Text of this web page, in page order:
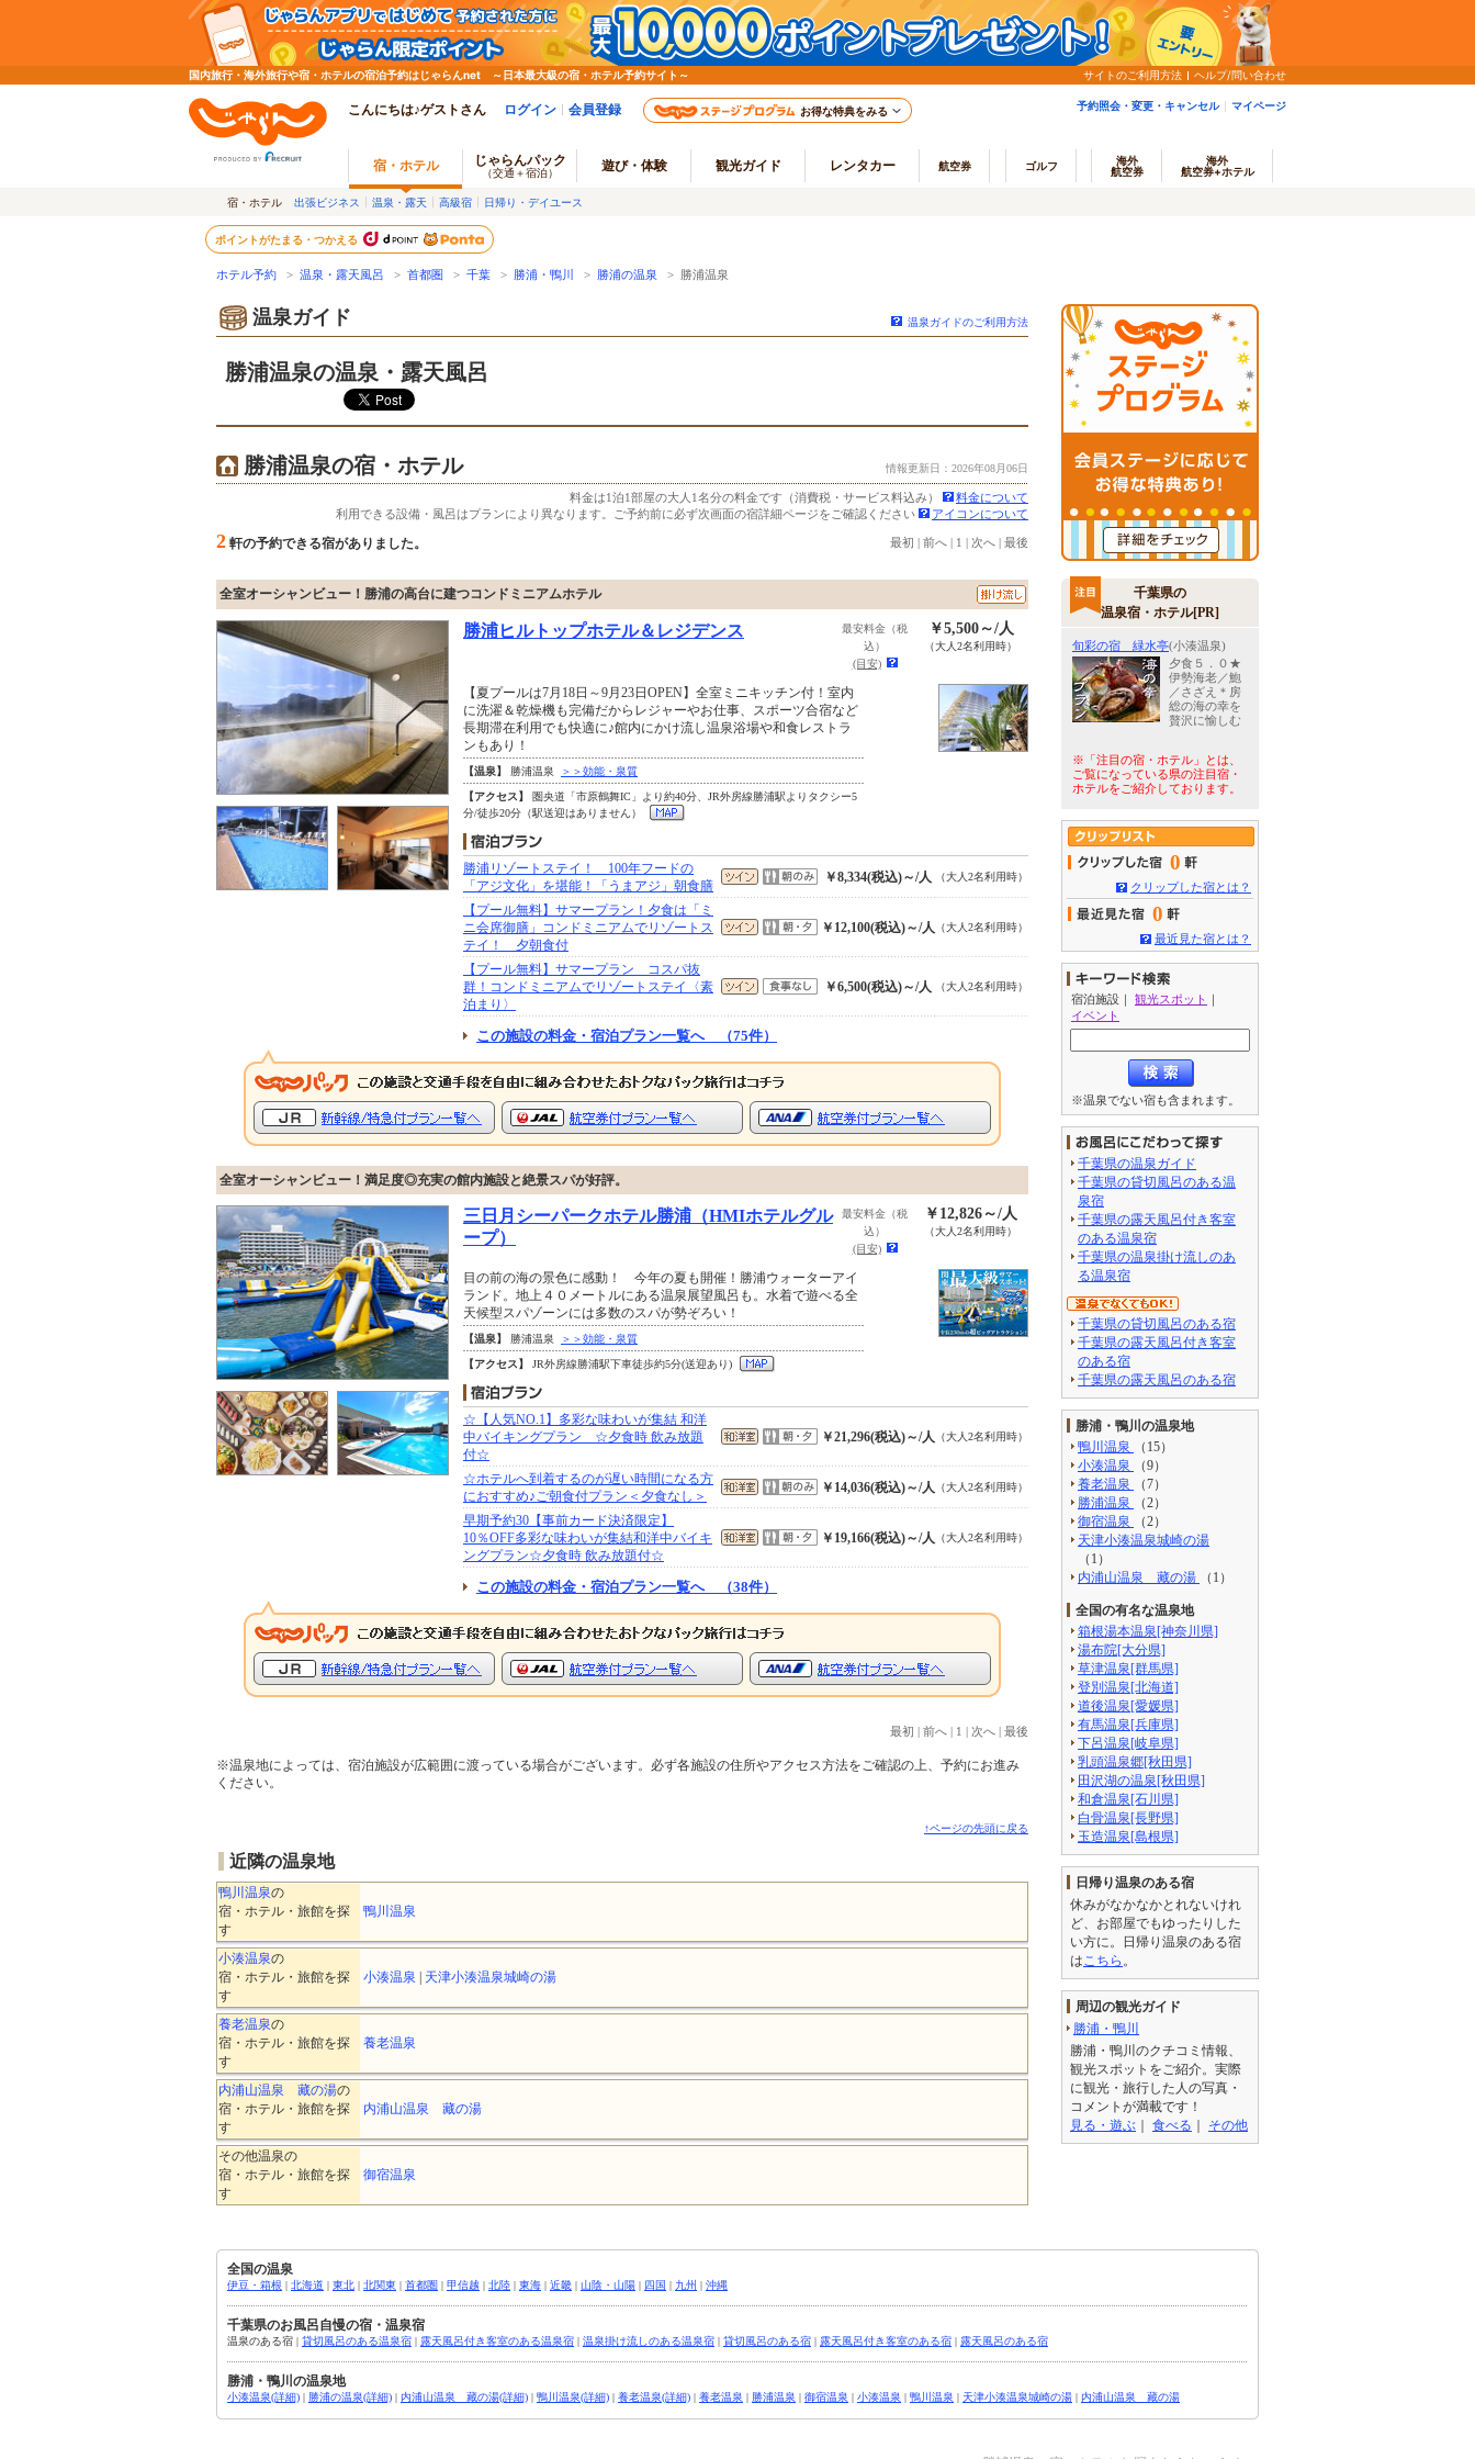
国内旅行・海外旅行や宿・ホテルの宿泊予約はじゃらんnet ～日本最大級の宿・ホテル予約サイト～ サイトのご利用方法 ヘルプ/問い合わせ
こんにちは♪ゲストさん ログイン 会員登録 お得な特典をみる 予約照会・変更・キャンセル マイページ
宿・ホテル じゃらんパック
（交通＋宿泊） 遊び・体験 観光ガイド レンタカー 航空券 ゴルフ
海外
航空券
海外
航空券+ホテル
宿・ホテル 出張ビジネス 温泉・露天 高級宿 日帰り・デイユース
ポイントがたまる・つかえる
ホテル予約 > 温泉・露天風呂 > 首都圏 > 千葉 > 勝浦・鴨川 > 勝浦の温泉 > 勝浦温泉
温泉ガイド 温泉ガイドのご利用方法
勝浦温泉の温泉・露天風呂
勝浦温泉の宿・ホテル 情報更新日：2026年08月06日
料金は1泊1部屋の大人1名分の料金です（消費税・サービス料込み）
料金について
利用できる設備・風呂はプランにより異なります。ご予約前に必ず次画面の宿詳細ページをご確認ください
アイコンについて
2 軒の予約できる宿がありました。 最初 | 前へ | 1 | 次へ | 最後
全室オーシャンビュー！勝浦の高台に建つコンドミニアムホテル
勝浦ヒルトップホテル＆レジデンス
最安料金（税
込）
(目安)
￥5,500～/人
（大人2名利用時）
【夏プールは7月18日～9月23日OPEN】全室ミニキッチン付！室内
に洗濯＆乾燥機も完備だからレジャーやお仕事、スポーツ合宿など
長期滞在利用でも快適に♪館内にかけ流し温泉浴場や和食レストラ
ンもあり！
【温泉】 勝浦温泉 ＞＞効能・泉質
【アクセス】
圏央道「市原鶴舞IC」より約40分、JR外房線勝浦駅よりタクシー5
分/徒歩20分（駅送迎はありません）
勝浦リゾートステイ！ 100年フードの
「アジ文化」を堪能！「うまアジ」朝食膳
￥8,334(税込)～/人 （大人2名利用時）
【プール無料】サマープラン！夕食は「ミ
ニ会席御膳」コンドミニアムでリゾートス
テイ！ 夕朝食付
￥12,100(税込)～/人 （大人2名利用時）
【プール無料】サマープラン コスパ抜
群！コンドミニアムでリゾートステイ〈素
泊まり〉
￥6,500(税込)～/人 （大人2名利用時）
この施設の料金・宿泊プラン一覧へ （75件）
全室オーシャンビュー！満足度◎充実の館内施設と絶景スパが好評。
三日月シーパークホテル勝浦（HMIホテルグル
ープ）
最安料金（税
込）
(目安)
￥12,826～/人
（大人2名利用時）
目の前の海の景色に感動！ 今年の夏も開催！勝浦ウォーターアイ
ランド。地上４０メートルにある温泉展望風呂も。水着で遊べる全
天候型スパゾーンには多数のスパが勢ぞろい！
【温泉】 勝浦温泉 ＞＞効能・泉質
【アクセス】 JR外房線勝浦駅下車徒歩約5分(送迎あり)
☆【人気NO.1】多彩な味わいが集結 和洋
中バイキングプラン ☆夕食時 飲み放題
付☆
￥21,296(税込)～/人 （大人2名利用時）
☆ホテルへ到着するのが遅い時間になる方
におすすめ♪ご朝食付プラン＜夕食なし＞
￥14,036(税込)～/人 （大人2名利用時）
早期予約30【事前カード決済限定】
10％OFF多彩な味わいが集結和洋中バイキ
ングプラン☆夕食時 飲み放題付☆
￥19,166(税込)～/人 （大人2名利用時）
この施設の料金・宿泊プラン一覧へ （38件）
最初 | 前へ | 1 | 次へ | 最後
※温泉地によっては、宿泊施設が広範囲に渡っている場合がございます。必ず各施設の住所やアクセス方法をご確認の上、予約にお進み
ください。
↑ページの先頭に戻る
近隣の温泉地
鴨川温泉の
宿・ホテル・旅館を探
す
鴨川温泉
小湊温泉の
宿・ホテル・旅館を探
す
小湊温泉 | 天津小湊温泉城崎の湯
養老温泉の
宿・ホテル・旅館を探
す
養老温泉
内浦山温泉 藏の湯の
宿・ホテル・旅館を探
す
内浦山温泉 藏の湯
その他温泉の
宿・ホテル・旅館を探
す
御宿温泉
千葉県の
温泉宿・ホテル[PR]
旬彩の宿 緑水亭(小湊温泉)
夕食５．０★
伊勢海老／鮑
／さざえ＊房
総の海の幸を
贅沢に愉しむ
※「注目の宿・ホテル」とは、
ご覧になっている県の注目宿・
ホテルをご紹介しております。
0
クリップした宿とは？
0
最近見た宿とは？
宿泊施設 ｜ 観光スポット ｜
イベント
※温泉でない宿も含まれます。
千葉県の温泉ガイド
千葉県の貸切風呂のある温
泉宿
千葉県の露天風呂付き客室
のある温泉宿
千葉県の温泉掛け流しのあ
る温泉宿
千葉県の貸切風呂のある宿
千葉県の露天風呂付き客室
のある宿
千葉県の露天風呂のある宿
勝浦・鴨川の温泉地
鴨川温泉
（15）
小湊温泉
（9）
養老温泉
（7）
勝浦温泉
（2）
御宿温泉
（2）
天津小湊温泉城崎の湯
（1）
内浦山温泉 藏の湯
（1）
全国の有名な温泉地
箱根湯本温泉[神奈川県]
湯布院[大分県]
草津温泉[群馬県]
登別温泉[北海道]
道後温泉[愛媛県]
有馬温泉[兵庫県]
下呂温泉[岐阜県]
乳頭温泉郷[秋田県]
田沢湖の温泉[秋田県]
和倉温泉[石川県]
白骨温泉[長野県]
玉造温泉[島根県]
日帰り温泉のある宿
休みがなかなかとれないけれ
ど、お部屋でもゆったりした
い方に。日帰り温泉のある宿
は こちら 。
周辺の観光ガイド
勝浦・鴨川
勝浦・鴨川のクチコミ情報、
観光スポットをご紹介。実際
に観光・旅行した人の写真・
コメントが満載です！
見る・遊ぶ ｜ 食べる ｜ その他
全国の温泉
伊豆・箱根 | 北海道 | 東北 | 北関東 | 首都圏 | 甲信越 | 北陸 | 東海 | 近畿 | 山陰・山陽 | 四国 | 九州 | 沖縄
千葉県のお風呂自慢の宿・温泉宿
温泉のある宿 | 貸切風呂のある温泉宿 | 露天風呂付き客室のある温泉宿 | 温泉掛け流しのある温泉宿 | 貸切風呂のある宿 | 露天風呂付き客室のある宿 | 露天風呂のある宿
勝浦・鴨川の温泉地
小湊温泉(詳細) | 勝浦の温泉(詳細) | 内浦山温泉 藏の湯(詳細) | 鴨川温泉(詳細) | 養老温泉(詳細) | 養老温泉 | 勝浦温泉 | 御宿温泉 | 小湊温泉 | 鴨川温泉 | 天津小湊温泉城崎の湯 | 内浦山温泉 藏の湯